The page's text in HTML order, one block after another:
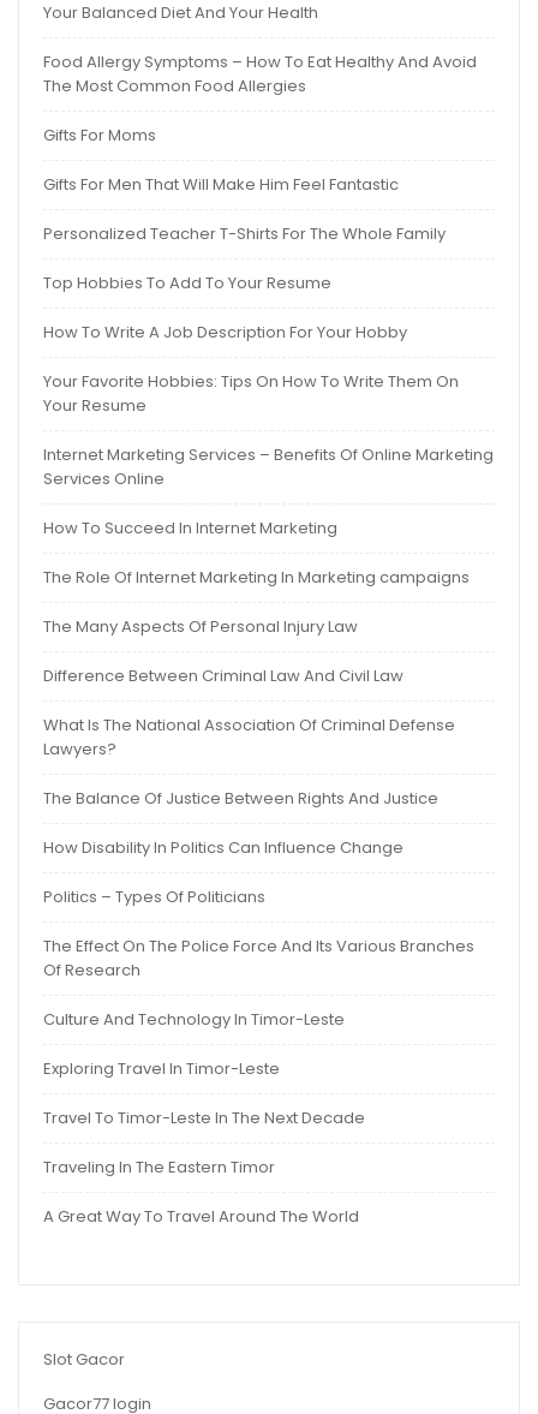
Your Balanced Diet And Your Health
Food Allergy Symptoms – How To Eat Healthy And Avoid
The Most Common Food Allergies
Gifts For Moms
Gifts For Men That Will Make Him Feel Fantastic
Personalized Teacher T-Shirts For The Whole Family
Top Hobbies To Add To Your Resume
How To Write A Job Description For Your Hobby
Your Favorite Hobbies: Tips On How To Write Them On
Your Resume
Internet Marketing Services – Benefits Of Online Marketing
Services Online
How To Succeed In Internet Marketing
The Role Of Internet Marketing In Marketing campaigns
The Many Aspects Of Personal Injury Law
Difference Between Criminal Law And Civil Law
What Is The National Association Of Criminal Defense
Lawyers?
The Balance Of Justice Between Rights And Justice
How Disability In Politics Can Influence Change
Politics – Types Of Politicians
The Effect On The Police Force And Its Various Branches
Of Research
Culture And Technology In Timor-Leste
Exploring Travel In Timor-Leste
Travel To Timor-Leste In The Next Decade
Traveling In The Eastern Timor
A Great Way To Travel Around The World
Slot Gacor
Gacor77 login